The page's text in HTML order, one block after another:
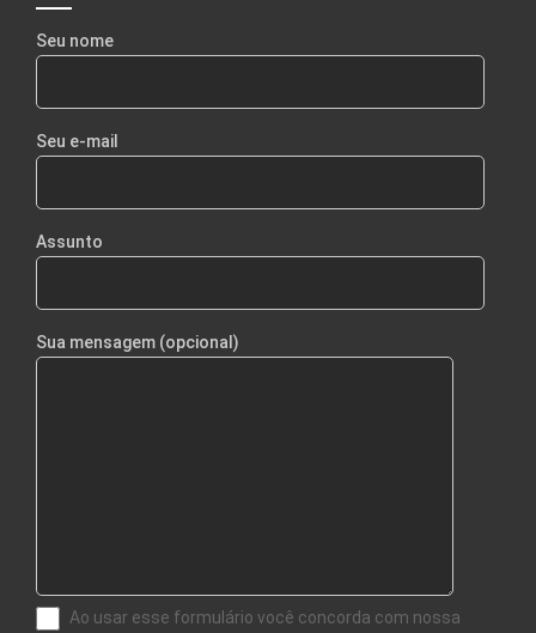
Seu nome
Seu e-mail
Assunto
Sua mensagem (opcional)
Ao usar esse formulário você concorda com nossa